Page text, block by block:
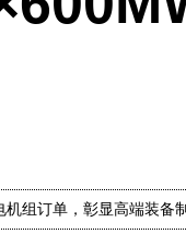
组订单，彰显高端装备